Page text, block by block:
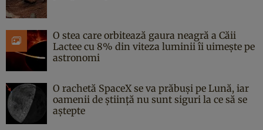
O stea care orbitează gaura neagră a Căii
Lactee cu 8% din viteza luminii îi uimește pe
astronomi
O rachetă SpaceX se va prăbuși pe Lună, iar
oamenii de știință nu sunt siguri la ce să se
aștepte